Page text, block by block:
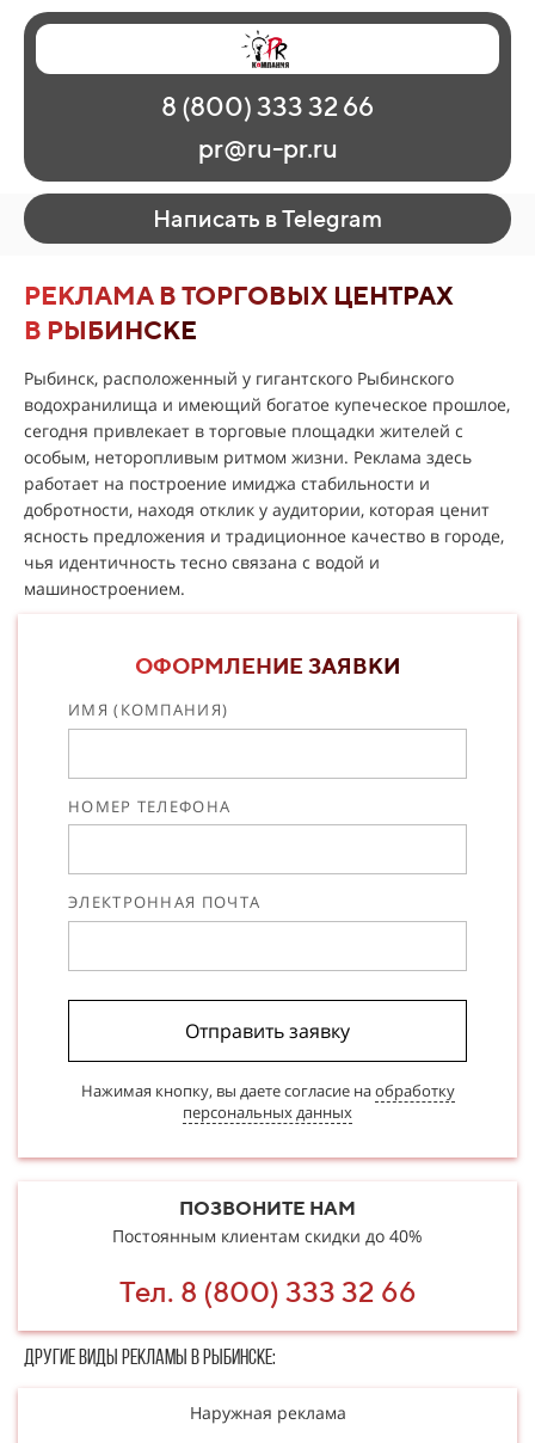
Главная
Наши работы
О рекламе
Регионы
Контакты
8 (800) 333 32 66
pr@ru-pr.ru
Написать в Telegram
РЕКЛАМА В ТОРГОВЫХ ЦЕНТРАХ
В РЫБИНСКЕ
Рыбинск, расположенный у гигантского Рыбинского
водохранилища и имеющий богатое купеческое прошлое,
сегодня привлекает в торговые площадки жителей с
особым, неторопливым ритмом жизни. Реклама здесь
работает на построение имиджа стабильности и
добротности, находя отклик у аудитории, которая ценит
ясность предложения и традиционное качество в городе,
чья идентичность тесно связана с водой и
машиностроением.
ОФОРМЛЕНИЕ ЗАЯВКИ
ИМЯ (КОМПАНИЯ)
НОМЕР ТЕЛЕФОНА
ЭЛЕКТРОННАЯ ПОЧТА
Отправить заявку
Нажимая кнопку, вы даете согласие наобработку
персональных данных
ПОЗВОНИТЕ НАМ
Постоянным клиентам скидки до 40%
Тел. 8 (800) 333 32 66
Другие в​​​​иды рекламы в Рыбинске:
Наружная реклама